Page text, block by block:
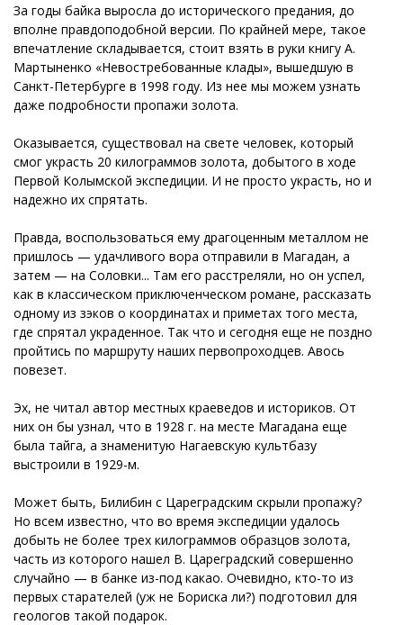
За годы байка выросла до исторического предания, до
вполне правдоподобной версии. По крайней мере, такое
впечатление складывается, стоит взять в руки книгу А.
Мартыненко «Невостребованные клады», вышедшую в
Санкт-Петербурге в 1998 году. Из нее мы можем узнать
даже подробности пропажи золота.
Оказывается, существовал на свете человек, который
смог украсть 20 килограммов золота, добытого в ходе
Первой Колымской экспедиции. И не просто украсть, но и
надежно их спрятать.
Правда, воспользоваться ему драгоценным металлом не
пришлось — удачливого вора отправили в Магадан, а
затем — на Соловки... Там его расстреляли, но он успел,
как в классическом приключенческом романе, рассказать
одному из зэков о координатах и приметах того места,
где спрятал украденное. Так что и сегодня еще не поздно
пройтись по маршруту наших первопроходцев. Авось
повезет.
Эх, не читал автор местных краеведов и историков. От
них он бы узнал, что в 1928 г. на месте Магадана еще
была тайга, а знаменитую Нагаевскую культбазу
выстроили в 1929-м.
Может быть, Билибин с Цареградским скрыли пропажу?
Но всем известно, что во время экспедиции удалось
добыть не более трех килограммов образцов золота,
часть из которого нашел В. Цареградский совершенно
случайно — в банке из-под какао. Очевидно, кто-то из
первых старателей (уж не Бориска ли?) подготовил для
геологов такой подарок.